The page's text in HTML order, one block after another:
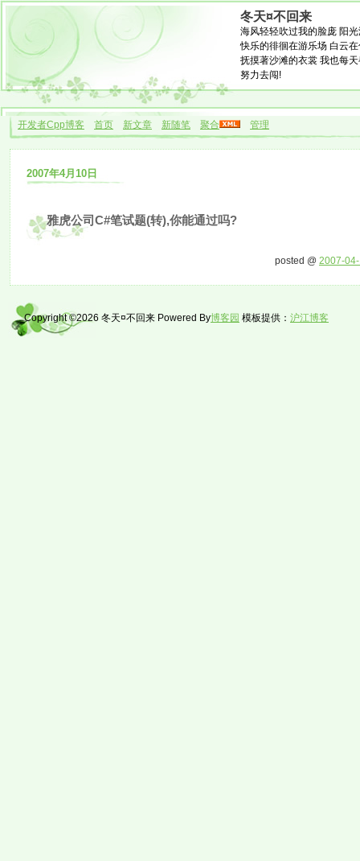
冬天¤不回来
海风轻轻吹过我的脸庞 阳
快乐的徘徊在游乐场 白云
抚摸著沙滩的衣裳 我也每
努力去闯!
开发者Cpp博客 首页 新文章 新随笔 聚合 管理
2007年4月10日
雅虎公司C#笔试题(转),你能通过吗?
posted @ 2007-
Copyright ©2026 冬天¤不回来 Powered By博客园 模板提供： 沪江博客